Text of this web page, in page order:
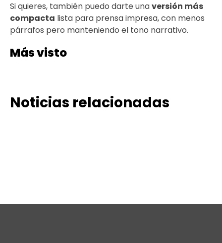
Si quieres, también puedo darte unaversión más
compacta lista para prensa impresa, con menos
párrafos pero manteniendo el tono narrativo.
Más visto
Noticias relacionadas